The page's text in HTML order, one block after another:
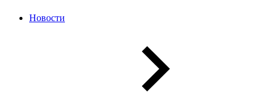
Новости